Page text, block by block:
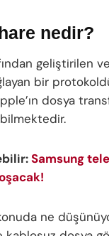
nedir?
geliştirilen
bir
dosya
Samsung
ne